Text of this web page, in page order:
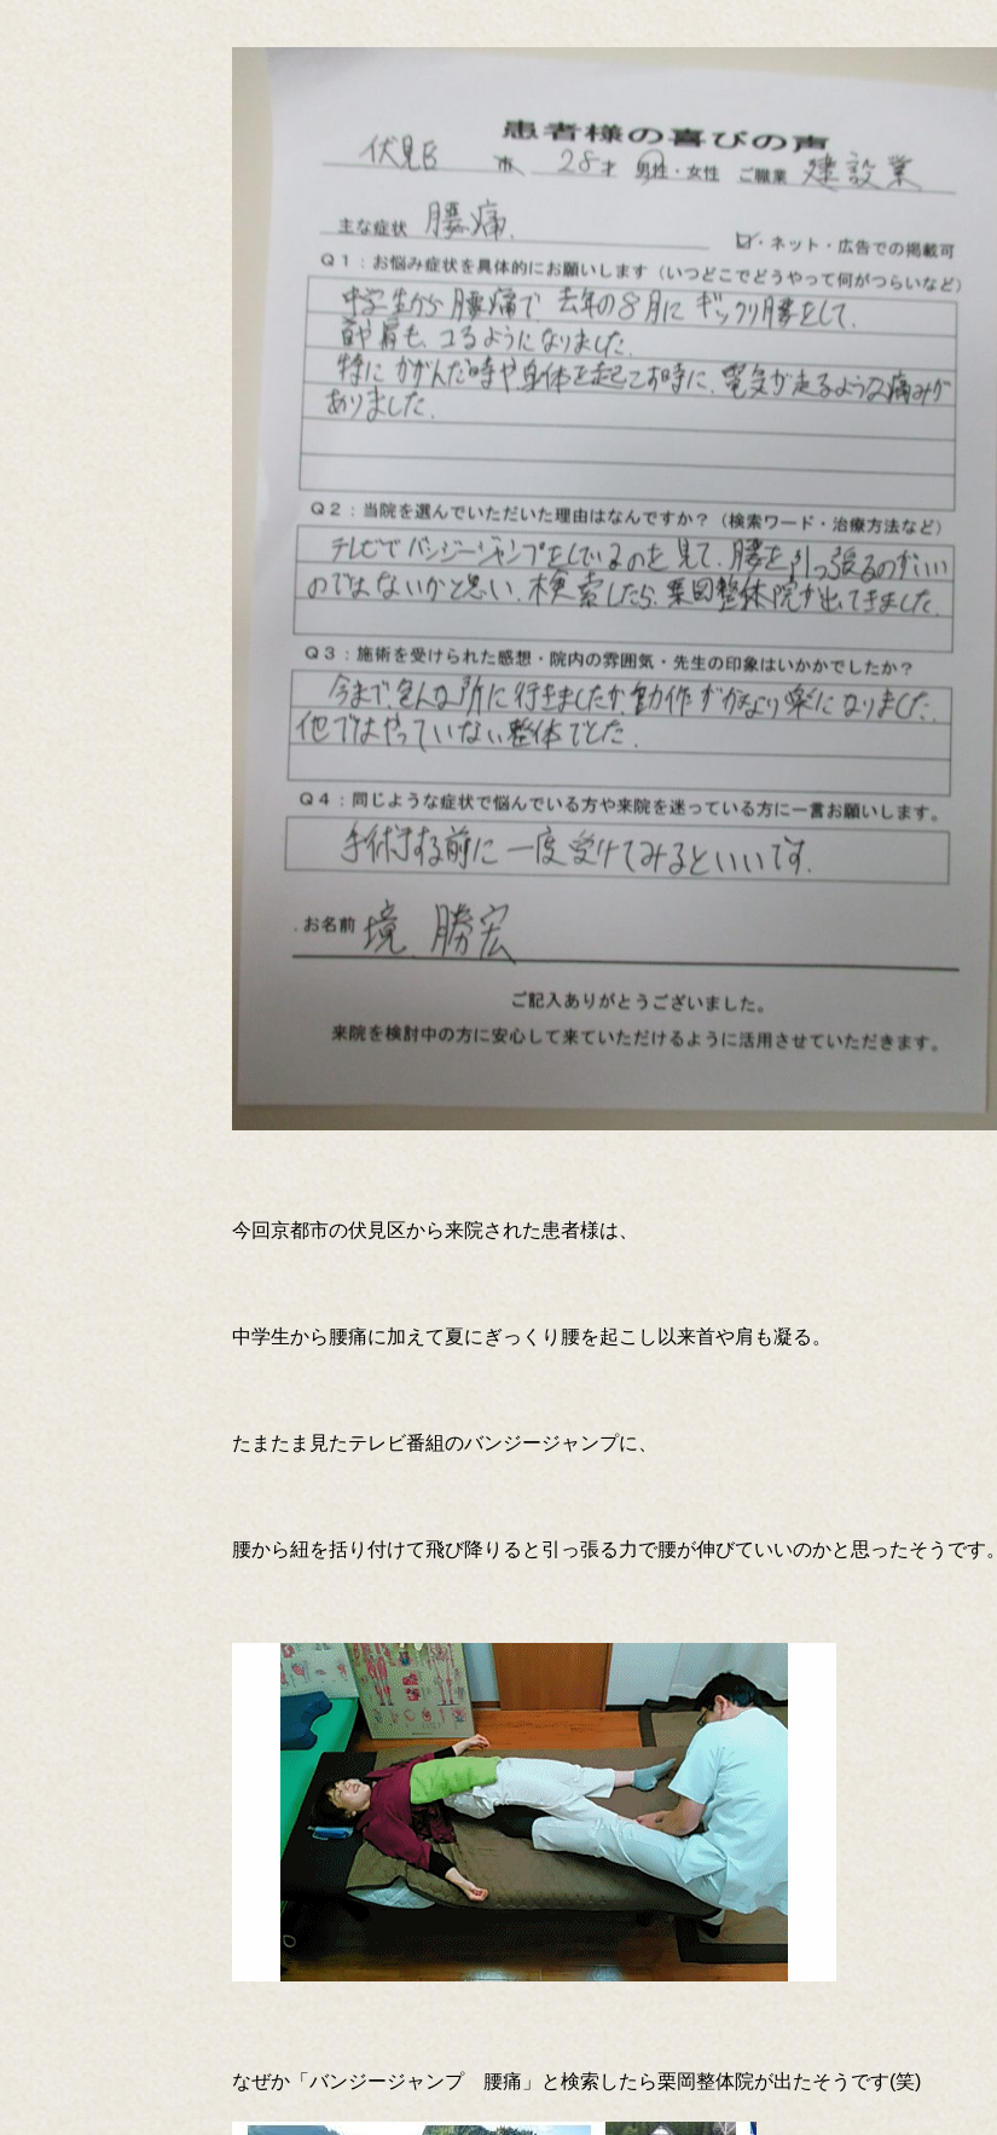
今回京都市の伏見区から来院された患者様は、
中学生から腰痛に加えて夏にぎっくり腰を起こし以来首や肩も凝る。
たまたま見たテレビ番組のバンジージャンプに、
腰から紐を括り付けて飛び降りると引っ張る力で腰が伸びていいのかと思ったそうです。
なぜか「バンジージャンプ 腰痛」と検索したら栗岡整体院が出たそうです(笑)